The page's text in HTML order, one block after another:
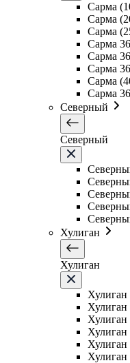
Сарма
Сарма
Сарма
Сарма
Сарма
Сарма
Сарма
Сарма
Северный
Северный
Хулиган
Хулиган
Хулиган
Хулиган